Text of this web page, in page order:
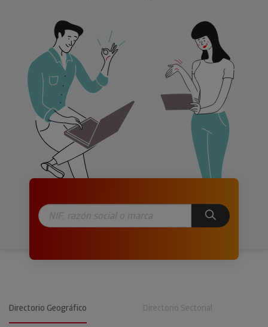
Directorio Geográfico Directorio Sectorial